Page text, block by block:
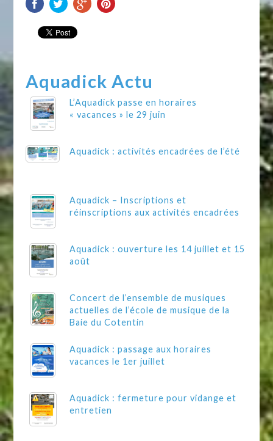
Aquadick Actu
L’Aquadick passe en horaires
« vacances » le 29 juin
Aquadick : activités encadrées de l’été
Aquadick – Inscriptions et
réinscriptions aux activités encadrées
Aquadick : ouverture les 14 juillet et 15
août
Concert de l’ensemble de musiques
actuelles de l’école de musique de la
Baie du Cotentin
Aquadick : passage aux horaires
vacances le 1er juillet
Aquadick : fermeture pour vidange et
entretien